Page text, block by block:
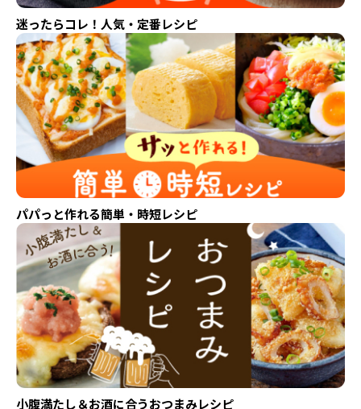
迷ったらコレ！人気・定番レシピ
パパっと作れる簡単・時短レシピ
小腹満たし＆お酒に合うおつまみレシピ